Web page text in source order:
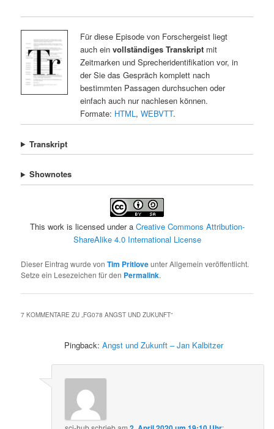
Für diese Episode von Forschergeist liegt
auch ein vollständiges Transkriptmit
Zeitmarken und Sprecheridentifikation vor, in
der Sie das Gespräch komplett nach
bestimmten Passagen durchsuchen oder
einfach auch nur nachlesen können.
Formate: HTML, WEBVTT.
Transkript
Shownotes
This work is licensed under a Creative Commons Attribution-
ShareAlike 4.0 International License
Dieser Eintrag wurde vonTim Pritloveunter Allgemein veröffentlicht.
Setze ein Lesezeichen für den Permalink.
7 KOMMENTARE ZU „FG078 ANGST UND ZUKUNFT“
Pingback:Angst und Zukunft – Jan Kalbitzer